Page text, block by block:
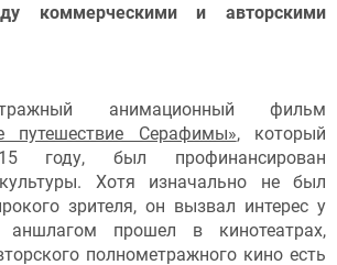
коммерческими и авторскими
анимационный фильм
путешествие Серафимы», который
году, был профинансирован
Хотя изначально не был
зрителя, он вызвал интерес у
прошел в кинотеатрах,
полнометражного кино есть